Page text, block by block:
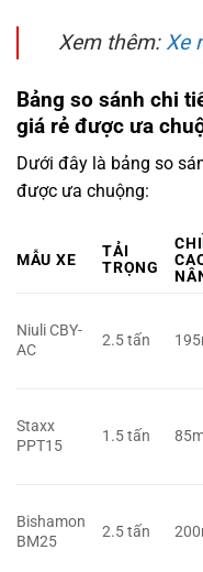
Xem thêm:Xe
Bảng so sánh chi
giá rẻ được ưa
Dưới đây là bảng so
được ưa chuộng:
MẪU XE
TẢI
TRỌNG
Niuli CBY-
AC
2.5 tấn
Staxx
PPT15
1.5 tấn
Bishamon
BM25
2.5 tấn